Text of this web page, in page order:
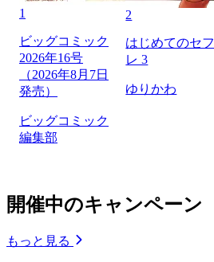
1
ビッグコミック
2026年16号
（2026年8月7日
発売）
ビッグコミック
編集部
2
はじめてのセフ
レ 3
ゆりかわ
開催中のキャンペーン
もっと見る